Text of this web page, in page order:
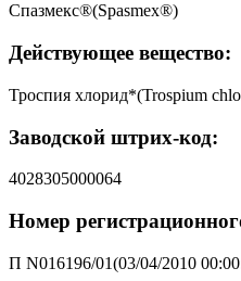
Спазмекс®(Spasmex®)
Действующее вещество:
Троспия хлорид*(Trospium
Заводской штрих-код:
4028305000064
Номер
П N016196/01(03/04/2010